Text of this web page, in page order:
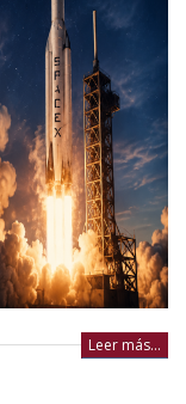
Leer más...